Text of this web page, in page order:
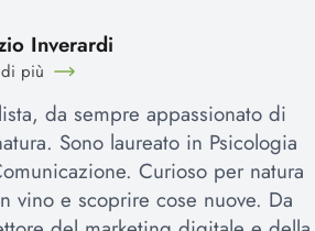
Inverardi
più
da sempre appassionato di
Sono laureato in Psicologia
Curioso per natura
vino e scoprire cose nuove. Da